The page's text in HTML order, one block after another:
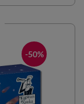
-50%